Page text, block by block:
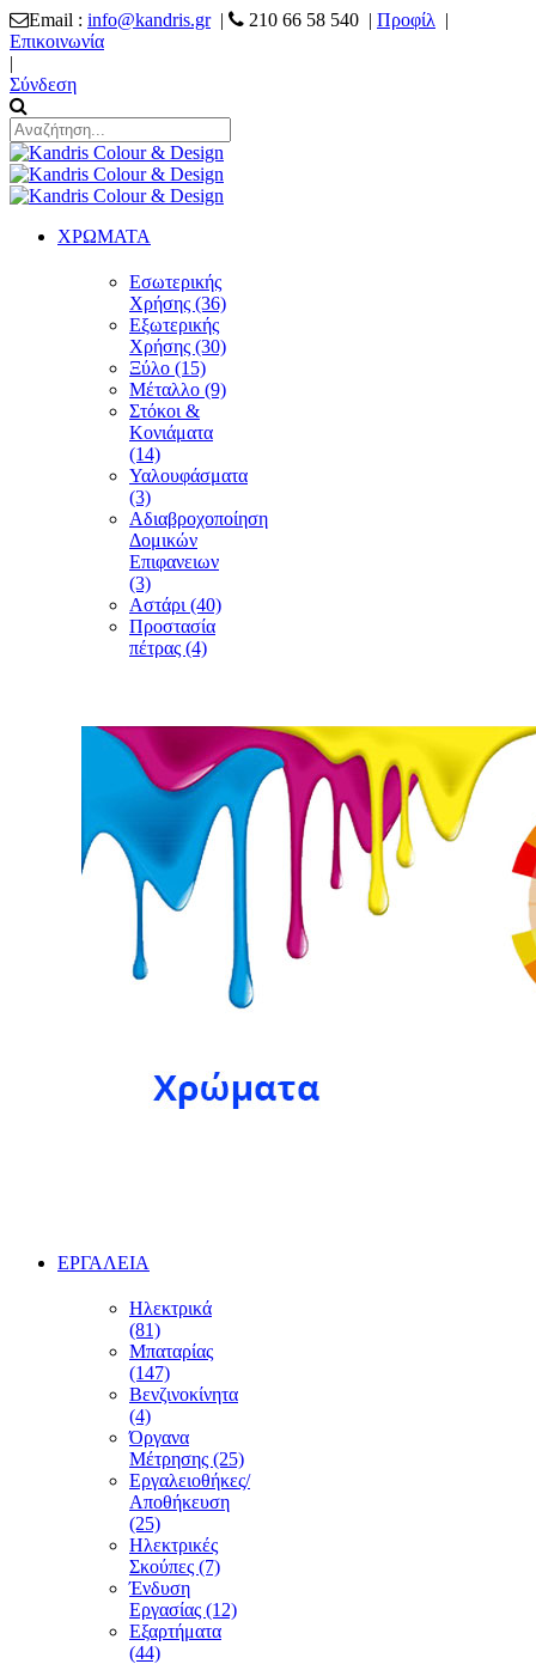
Email : info@kandris.gr| 210 66 58 540 | Προφίλ |
Επικοινωνία
|
Σύνδεση
ΧΡΩΜΑΤΑ
Εσωτερικής
Χρήσης (36)
Εξωτερικής
Χρήσης (30)
Ξύλο (15)
Μέταλλο (9)
Στόκοι &
Κονιάματα
(14)
Υαλουφάσματα
(3)
Αδιαβροχοποίηση
Δομικών
Επιφανειων
(3)
Αστάρι (40)
Προστασία
πέτρας (4)
ΕΡΓΑΛΕΙΑ
Ηλεκτρικά
(81)
Μπαταρίας
(147)
Βενζινοκίνητα
(4)
Όργανα
Μέτρησης (25)
Εργαλειοθήκες/
Αποθήκευση
(25)
Ηλεκτρικές
Σκούπες (7)
Ένδυση
Εργασίας (12)
Εξαρτήματα
(44)